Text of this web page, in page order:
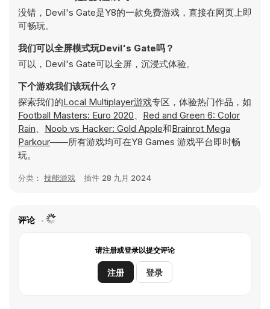
没错，Devil's Gate是Y8的一款免费游戏，直接在网页上即
可畅玩。
我们可以全屏模式玩Devil's Gate吗？
可以，Devil's Gate可以全屏，沉浸式体验。
下个游戏我们该玩什么？
探索我们的Local Multiplayer游戏专区，体验热门作品，如
Football Masters: Euro 2020、 Red and Green 6: Color
Rain、 Noob vs Hacker: Gold Apple和Brainrot Mega
Parkour——所有游戏均可在Y8 Games 游戏平台即时畅
玩。
分类： 技能游戏 插件 28 九月 2024
评论
请注册或登录以提交评论
注册 登录